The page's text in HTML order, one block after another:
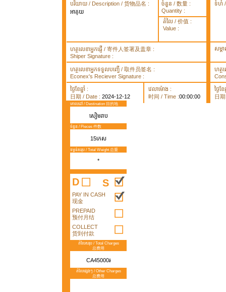
បរិយាយ / Description / 货物品名 :
អាគុយ
ចំនួន / 数量 :
Quantity :
តំលៃ / 价值 :
Value :
ទំហំ /
ហត្ថលេខាអ្នកផ្ញើ / 寄件人签署及盖章 :
Shiper Signature :
សម្គ
ហត្ថលេខាអ្នកទទួលបញ្ធើ / 取件员签名 :
Econex's Reciever Signature :
ហត្ថ
ថ្ងៃខែឆ្នាំ :
日期 / Date : 2024-12-12
វេលាម៉ោង :
时间 / Time :00:00:00
ថ្ងៃខែ
日
គោលដៅ / Destination 目的地
សៀមរាប
ចំនួន / Pieces 件数
15កេស
ទម្ងន់សរុប / Total Weight 总重
*
D S
PAY IN CASH
现金
PREPAID
预付月结
COLLECT
货到付款
តំលៃសរុប / Total Charges
总费用
CA45000៛
តំលៃផ្សេងៗ / Other Charges
总费用